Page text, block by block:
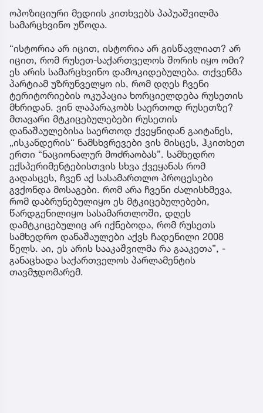
ოპოზიციური მედიის კითხვებს პაპუაშვილმა
სამარცხვინო უწოდა.
“ისტორია არ იცით, ისტორია არ გისწავლიათ? არ
იცით, რომ რუსეთ-საქართველოს შორის იყო ომი?
ეს არის სამარცხვინო დამოკიდებულება. თქვენმა
პარტიამ უზრუნველყო ის, რომ დღეს ჩვენი
ტერიტორიების ოკუპაცია ხორციელდება რუსეთის
მხრიდან. ვინ ლაპარაკობს საერთოდ რუსეთზე?
მთავარი მტკიცებულებები რუსეთის
დანაშაულებისა საერთოდ ქვეყნიდან გაიტანეს,
„ისკანდერის“ ნამსხვრევები ვის მისცეს, ჰკითხეთ
ერთი “ნაციონალურ მოძრაობას”. სამხედრო
ექსპერიმენტებისთვის სხვა ქვეყანას რომ
გადასცეს, ჩვენ აქ სასამართლო პროცესები
გვქონდა მოსაგები. რომ არა ჩვენი ძალისხმევა,
რომ დაბრუნებულიყო ეს მტკიცებულებები,
წარდგენილიყო სასამართლოში, დღეს
დამტკიცებულიც არ იქნებოდა, რომ რუსეთს
სამხედრო დანაშაულები აქვს ჩადენილი 2008
წელს. აი, ეს არის სააკაშვილმა რა გააკეთა”, -
განაცხადა საქართველოს პარლამენტის
თავმჯდომარემ.